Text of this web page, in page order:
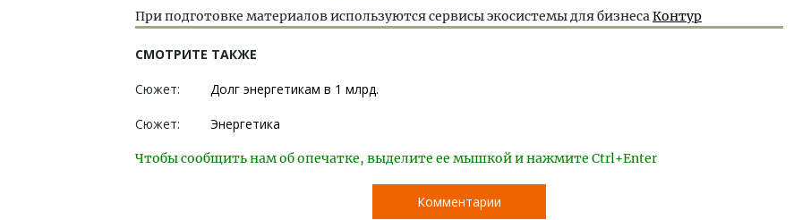
При подготовке материалов используются сервисы экосистемы для бизнесаКонтур
СМОТРИТЕ ТАКЖЕ
Сюжет: Долг энергетикам в 1 млрд.
Сюжет: Энергетика
Чтобы сообщить нам об опечатке, выделите ее мышкой и нажмите Ctrl+Enter
Комментарии